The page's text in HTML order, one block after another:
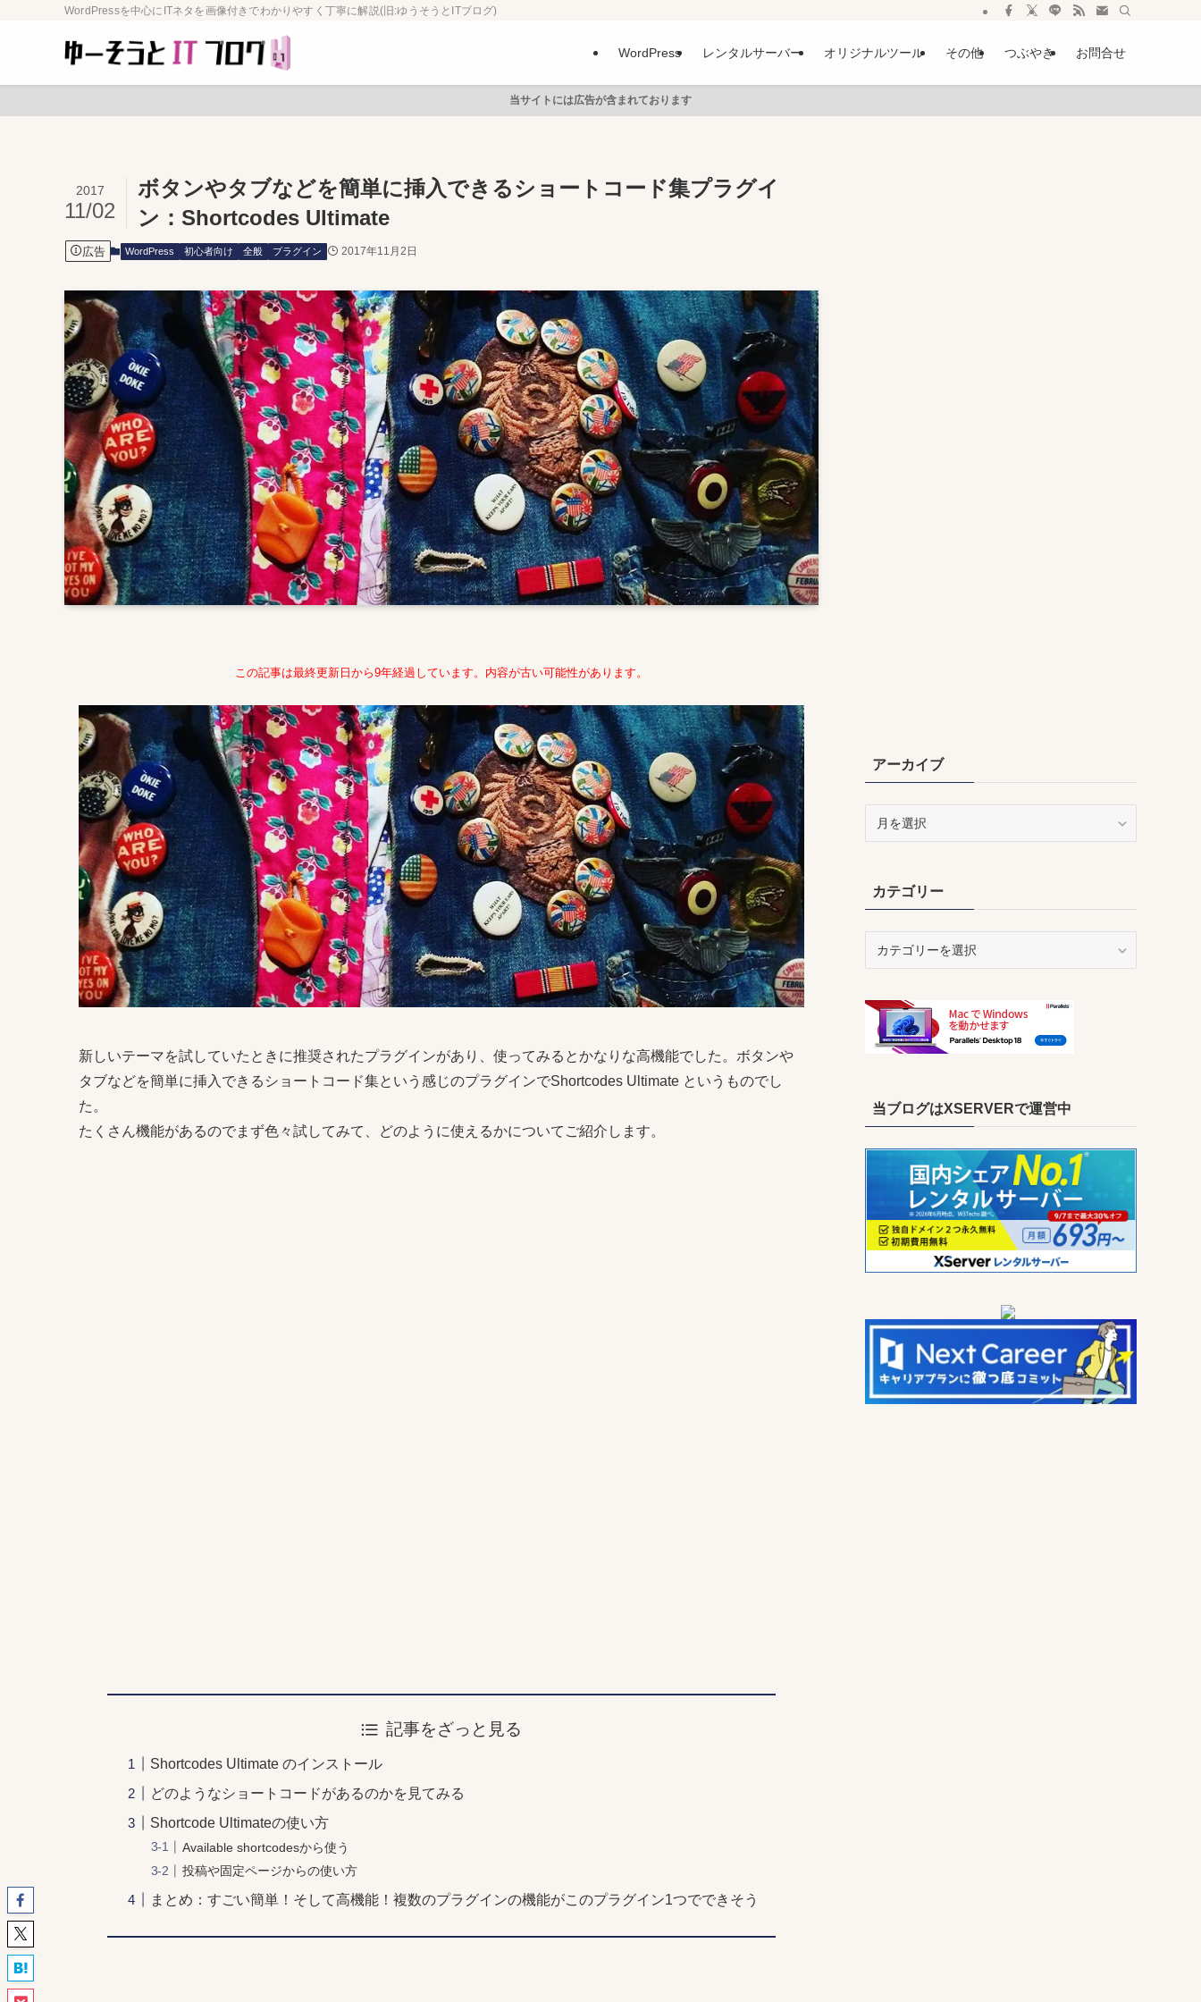
WordPressを中心にITネタを画像付きでわかりやすく丁寧に解説(旧:ゆうそうとITブログ)
WordPress レンタルサーバー オリジナルツール その他 つぶやき お問合せ
当サイトには広告が含まれております
ボタンやタブなどを簡単に挿入できるショートコード集プラグイ
ン：Shortcodes Ultimate
2017
11/02
広告 WordPress 初心者向け 全般 プラグイン 2017年11月2日
この記事は最終更新日から9年経過しています。内容が古い可能性があります。
新しいテーマを試していたときに推奨されたプラグインがあり、使ってみるとかなりな高機能でした。ボタンや
タブなどを簡単に挿入できるショートコード集という感じのプラグインでShortcodes Ultimate というものでし
た。
たくさん機能があるのでまず色々試してみて、どのように使えるかについてご紹介します。
記事をざっと見る
Shortcodes Ultimate のインストール
どのようなショートコードがあるのかを見てみる
Shortcode Ultimateの使い方
Available shortcodesから使う
投稿や固定ページからの使い方
まとめ：すごい簡単！そして高機能！複数のプラグインの機能がこのプラグイン1つでできそう
アーカイブ
ブカテゴリー
リ
当ブログはXSERVERで運営中